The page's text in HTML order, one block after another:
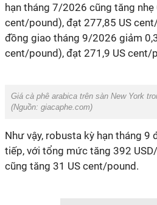
hạn tháng 7/2026 cũng tăng nhẹ
cent/pound), đạt 277,85 US
đồng giao tháng 9/2026 giảm
cent/pound), đạt 271,9 US cent/
Giá cà phê arabica trên sàn New York
(Nguồn: giacaphe.com)
Như vậy, robusta kỳ hạn tháng 9
tiếp, với tổng mức tăng 392
cũng tăng 31 US cent/pound.